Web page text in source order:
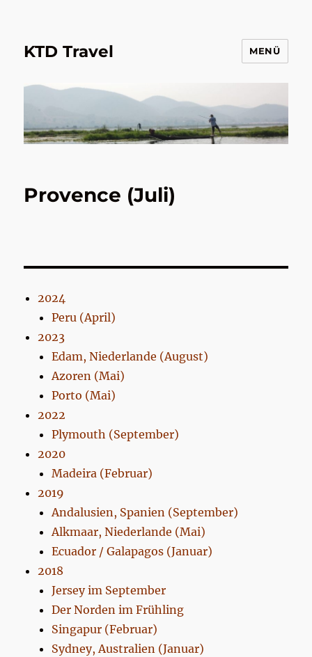
KTD Travel MENÜ
Provence (Juli)
2024
Peru (April)
2023
Edam, Niederlande (August)
Azoren (Mai)
Porto (Mai)
2022
Plymouth (September)
2020
Madeira (Februar)
2019
Andalusien, Spanien (September)
Alkmaar, Niederlande (Mai)
Ecuador / Galapagos (Januar)
2018
Jersey im September
Der Norden im Frühling
Singapur (Februar)
Sydney, Australien (Januar)